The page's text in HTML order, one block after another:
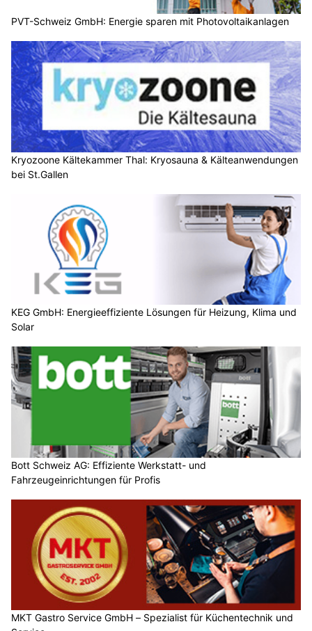
PVT-Schweiz GmbH: Energie sparen mit Photovoltaikanlagen
Kryozoone Kältekammer Thal: Kryosauna & Kälteanwendungen
bei St.Gallen
KEG GmbH: Energieeffiziente Lösungen für Heizung, Klima und
Solar
Bott Schweiz AG: Effiziente Werkstatt- und
Fahrzeugeinrichtungen für Profis
MKT Gastro Service GmbH – Spezialist für Küchentechnik und